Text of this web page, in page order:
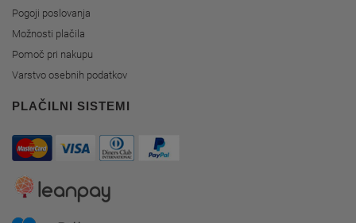
Pogoji poslovanja
Možnosti plačila
Pomoč pri nakupu
Varstvo osebnih podatkov
PLAČILNI SISTEMI